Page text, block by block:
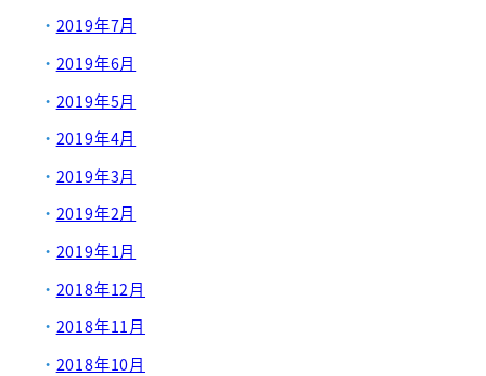
2019年7月
2019年6月
2019年5月
2019年4月
2019年3月
2019年2月
2019年1月
2018年12月
2018年11月
2018年10月